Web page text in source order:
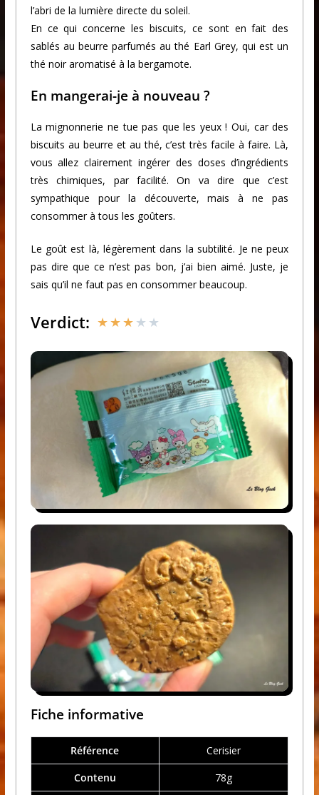
l’abri de la lumière directe du soleil.
En ce qui concerne les biscuits, ce sont en fait des
sablés au beurre parfumés au thé Earl Grey, qui est un
thé noir aromatisé à la bergamote.
En mangerai-je à nouveau ?
La mignonnerie ne tue pas que les yeux ! Oui, car des
biscuits au beurre et au thé, c’est très facile à faire. Là,
vous allez clairement ingérer des doses d’ingrédients
très chimiques, par facilité. On va dire que c’est
sympathique pour la découverte, mais à ne pas
consommer à tous les goûters.
Le goût est là, légèrement dans la subtilité. Je ne peux
pas dire que ce n’est pas bon, j’ai bien aimé. Juste, je
sais qu’il ne faut pas en consommer beaucoup.
Verdict: ★★★ ★ ★
Fiche informative
Référence
Cerisier
Contenu
78g